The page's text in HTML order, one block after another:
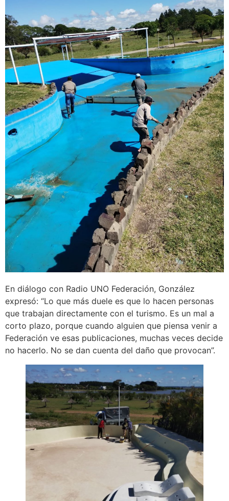
En diálogo con Radio UNO Federación, González
expresó: “Lo que más duele es que lo hacen personas
que trabajan directamente con el turismo. Es un mal a
corto plazo, porque cuando alguien que piensa venir a
Federación ve esas publicaciones, muchas veces decide
no hacerlo. No se dan cuenta del daño que provocan”.